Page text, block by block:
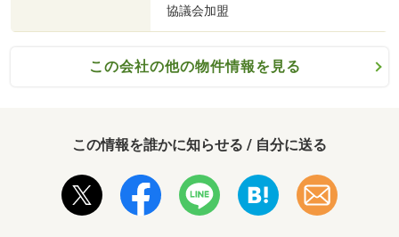
協議会加盟
この会社の他の物件情報を見る
この情報を誰かに知らせる / 自分に送る